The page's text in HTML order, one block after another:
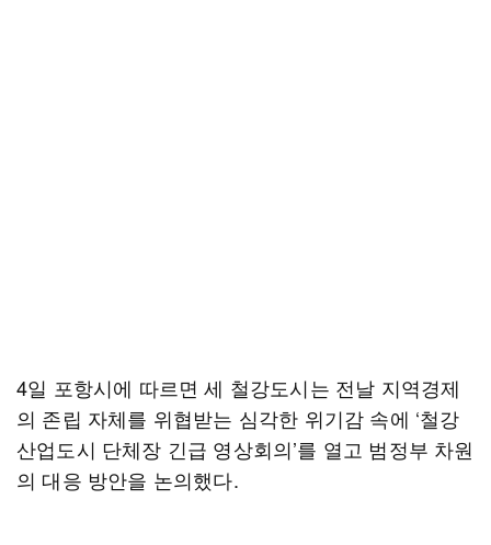
4일 포항시에 따르면 세 철강도시는 전날 지역경제
의 존립 자체를 위협받는 심각한 위기감 속에 ‘철강
산업도시 단체장 긴급 영상회의’를 열고 범정부 차원
의 대응 방안을 논의했다.